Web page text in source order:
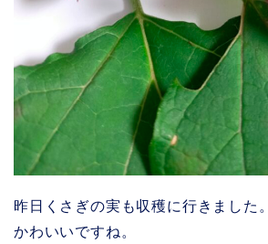
昨日くさぎの実も収穫に行きました。
かわいいですね。